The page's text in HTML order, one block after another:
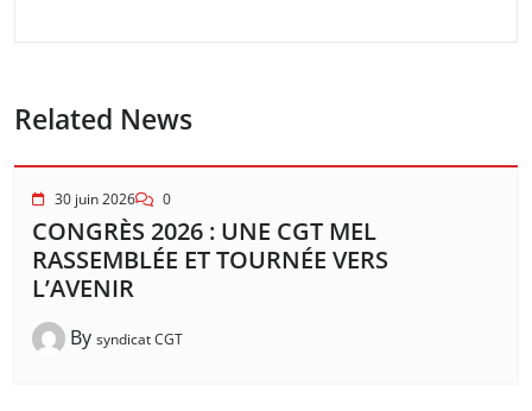
Related News
30 juin 2026 0
CONGRÈS 2026 : UNE CGT MEL
RASSEMBLÉE ET TOURNÉE VERS
L’AVENIR
By syndicat CGT